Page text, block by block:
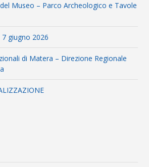
Museo – Parco Archeologico e Tavole
giugno 2026
di Matera – Direzione Regionale